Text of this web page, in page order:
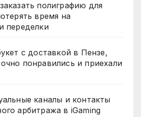
полиграфию для
время на
переделки
с доставкой в Пензе,
понравились и приехали
каналы и контакты
арбитража в iGaming